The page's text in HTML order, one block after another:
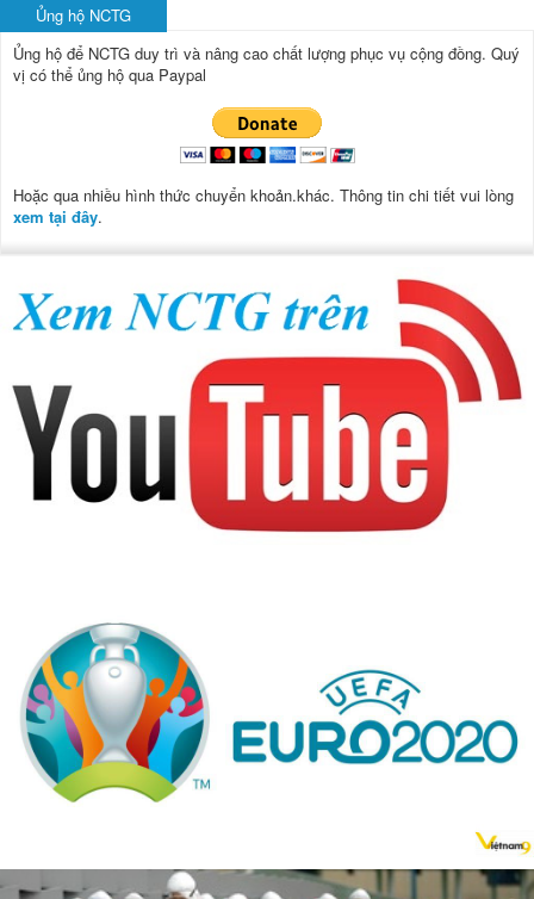
Ủng hộ NCTG
Ủng hộ để NCTG duy trì và nâng cao chất lượng phục vụ cộng đồng. Quý
vị có thể ủng hộ qua Paypal
Hoặc qua nhiều hình thức chuyển khoản.khác. Thông tin chi tiết vui lòng
xem tại đây.